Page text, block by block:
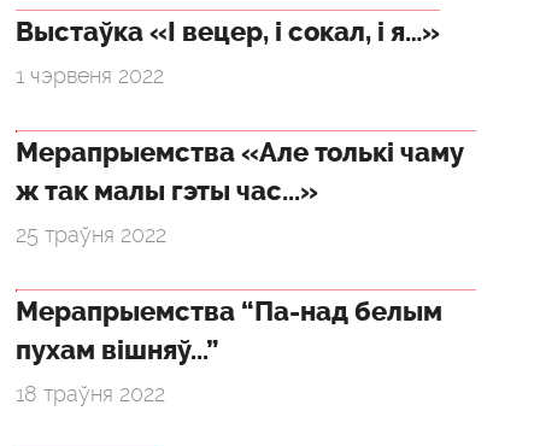
Выстаўка «І вецер, і сокал, і я…»
1 чэрвеня 2022
Мерапрыемства «Але толькі чаму
ж так малы гэты час...»
25 траўня 2022
Мерапрыемства “Па-над белым
пухам вішняў...”
18 траўня 2022